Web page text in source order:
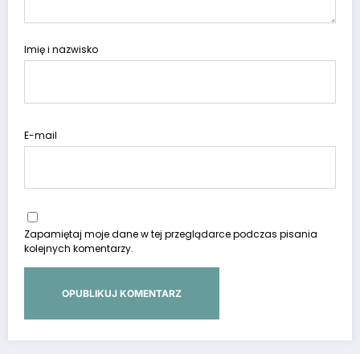
Imię i nazwisko
E-mail
Zapamiętaj moje dane w tej przeglądarce podczas pisania
kolejnych komentarzy.